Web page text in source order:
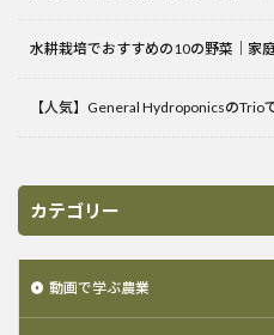
水耕栽培でおすすめの10の野菜｜家
【人気】General HydroponicsのTrio
カテゴリー
動画で学ぶ農業